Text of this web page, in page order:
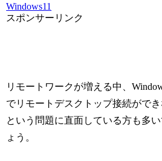
Windows11
スポンサーリンク
リモートワークが増える中、
でリモートデスクトップ接続がで
という問題に直面している方も多い
ょう。